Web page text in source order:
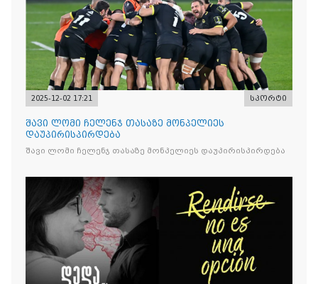
2025-12-02 17:21 სპორტი
შავი ლომი ჩელენჯ თასაზე მონპელიეს
დაუპირისპირდება
შავი ლომი ჩელენჯ თასაზე მონპელიეს დაუპირისპირდება